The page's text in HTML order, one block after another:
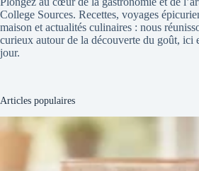
College Sources. Recettes, voyages
maison et actualités culinaires : nous
curieux autour de la découverte du goût, ici
jour.
Articles populaires